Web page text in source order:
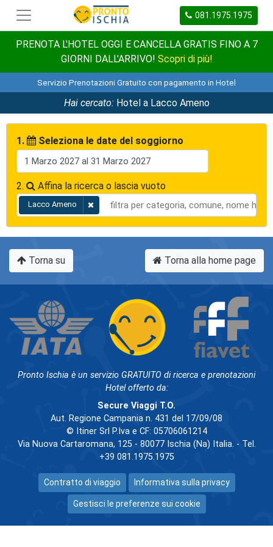
081.1975.1975
PRENOTA L'HOTEL OGGI E CANCELLA GRATIS FINO A 7
GIORNI DALL'ARRIVO! Scopri di più!
Servizio Prenotazioni Gratuito con pagamento in Hotel
Hai cercato:Hotel a Lacco Ameno
1. Seleziona le date del soggiorno
2. Affina la ricerca o lascia vuoto
Lacco Ameno
Torna su Torna alla home page
Pronto Ischia è un servizio GRATUITO di ricerca e prenotazioni
Hotel offerto da:
Secure Viaggi T.O.
Aut. Regione Campania n. 431 del 17/09/08
© Itiner Srl P.Iva e CF: 05706061214
Via Nuova Cartaromana, 125 - 80077 Ischia (Na) Italia. - Tel.
+39 081.1975.1975
Contratto di viaggio Informativa sulla privacy
Gestisci le preferenze sui cookie